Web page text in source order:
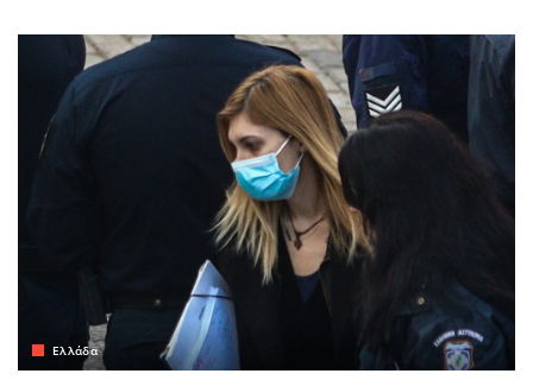
Ελλάδα